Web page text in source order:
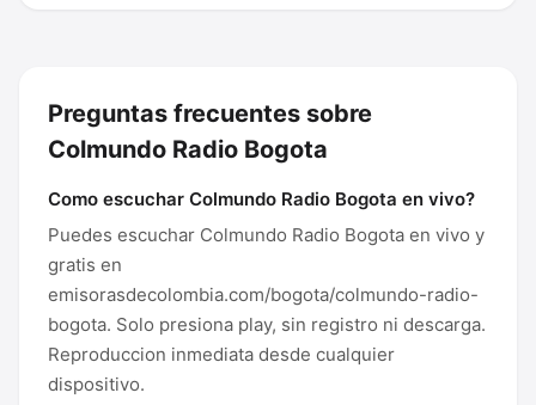
Preguntas frecuentes sobre
Colmundo Radio Bogota
Como escuchar Colmundo Radio Bogota en vivo?
Puedes escuchar Colmundo Radio Bogota en vivo y
gratis en
emisorasdecolombia.com/bogota/colmundo-radio-
bogota. Solo presiona play, sin registro ni descarga.
Reproduccion inmediata desde cualquier
dispositivo.